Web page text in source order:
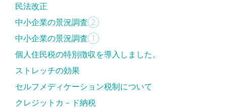
民法改正
中小企業の景況調査②
中小企業の景況調査①
個人住民税の特別徴収を導入しました。
ストレッチの効果
セルフメディケーション税制について
クレジットカ－ド納税